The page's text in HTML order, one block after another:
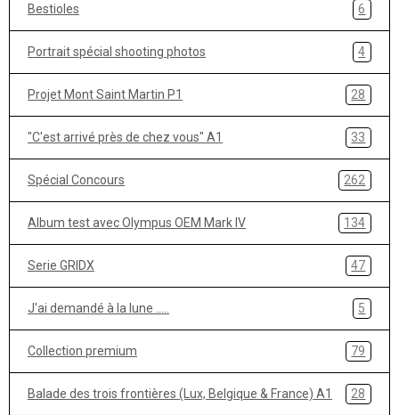
Bestioles 6
Portrait spécial shooting photos 4
Projet Mont Saint Martin P1 28
"C'est arrivé près de chez vous" A1 33
Spécial Concours 262
Album test avec Olympus OEM Mark IV 134
Serie GRIDX 47
J'ai demandé à la lune ..... 5
Collection premium 79
Balade des trois frontières (Lux, Belgique & France) A1 28